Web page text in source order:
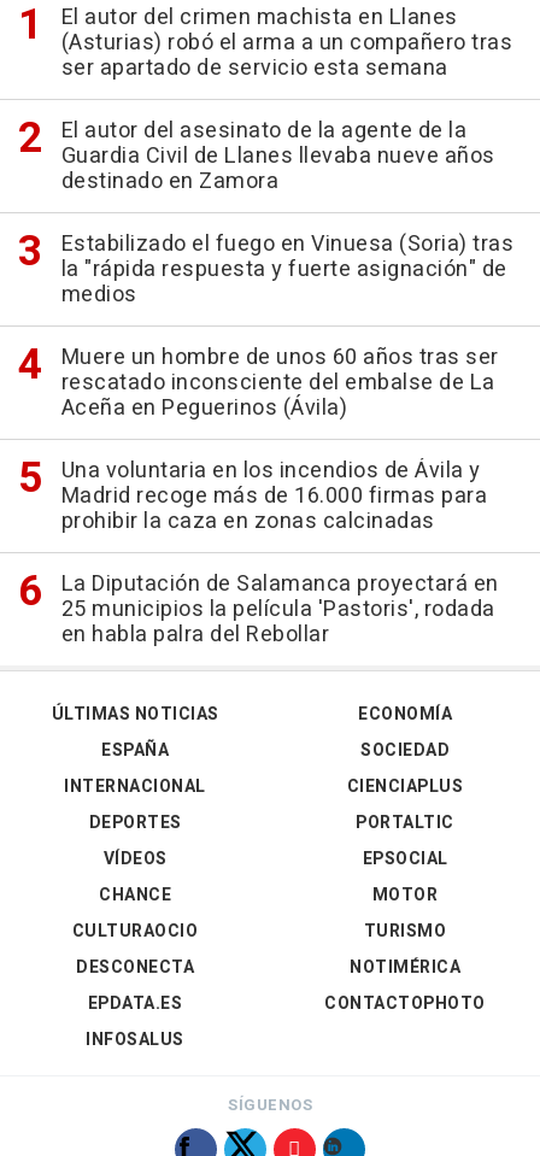
El autor del crimen machista en Llanes
(Asturias) robó el arma a un compañero tras
ser apartado de servicio esta semana
El autor del asesinato de la agente de la
Guardia Civil de Llanes llevaba nueve años
destinado en Zamora
Estabilizado el fuego en Vinuesa (Soria) tras
la "rápida respuesta y fuerte asignación" de
medios
Muere un hombre de unos 60 años tras ser
rescatado inconsciente del embalse de La
Aceña en Peguerinos (Ávila)
Una voluntaria en los incendios de Ávila y
Madrid recoge más de 16.000 firmas para
prohibir la caza en zonas calcinadas
La Diputación de Salamanca proyectará en
25 municipios la película 'Pastoris', rodada
en habla palra del Rebollar
ÚLTIMAS NOTICIAS
ESPAÑA
INTERNACIONAL
DEPORTES
VÍDEOS
ECONOMÍA
SOCIEDAD
CIENCIAPLUS
PORTALTIC
EPSOCIAL
CHANCE
CULTURAOCIO
DESCONECTA
EPDATA.ES
INFOSALUS
MOTOR
TURISMO
NOTIMÉRICA
CONTACTOPHOTO
SÍGUENOS